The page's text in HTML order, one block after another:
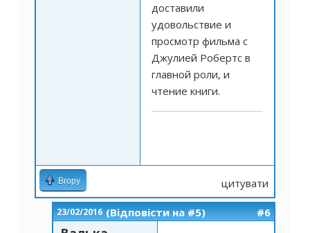
доставили
удовольствие и
просмотр фильма с
Джулией Робертс в
главной роли, и
чтение книги.
Вгору цитувати
23/02/2016 (Відповісти на #5) #6